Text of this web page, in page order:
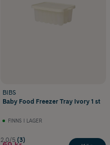
BIBS
Baby Food Freezer Tray Ivory 1 st
FINNS I LAGER
2.0/5 (3)